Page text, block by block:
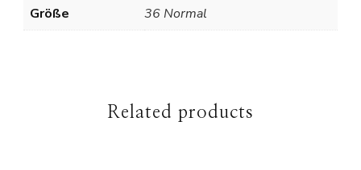
Größe
36 Normal
Related products